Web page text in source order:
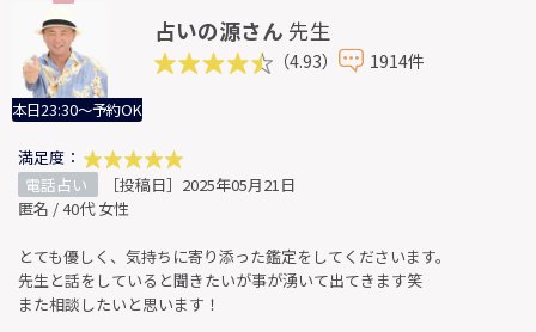
本日23:30～予約OK
占いの源さん 先生
（4.93） 1914件
満足度：
電話占い
［投稿日］2025年05月21日
匿名 / 40代 女性
とても優しく、気持ちに寄り添った鑑定をしてくださいます。
先生と話をしていると聞きたいが事が湧いて出てきます笑
また相談したいと思います！